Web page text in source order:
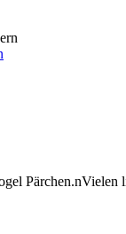
Pärchen.nVielen